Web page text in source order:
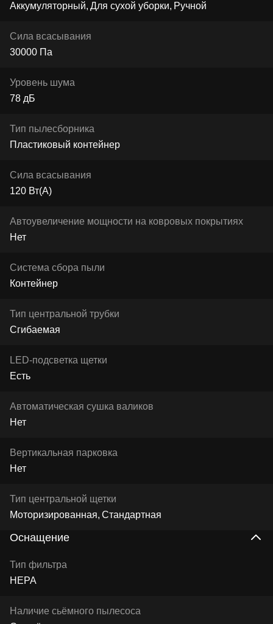
Аккумуляторный Для сухой уборки Ручной
Сила всасывания
30000 Па
Уровень шума
78 дБ
Тип пылесборника
Пластиковый контейнер
Сила всасывания
120 Вт(А)
Автоувеличение мощности на ковровых покрытиях
Нет
Система сбора пыли
Контейнер
Тип центральной трубки
Сгибаемая
LED-подсветка щетки
Есть
Автоматическая сушка валиков
Нет
Вертикальная парковка
Нет
Тип центральной щетки
Моторизированная Стандартная
Оснащение
Тип фильтра
HEPA
Наличие сьёмного пылесоса